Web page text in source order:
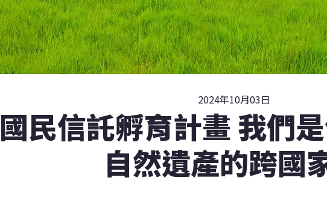
2024年10月03日
國民信託孵育計畫 我們
自然遺產的跨國